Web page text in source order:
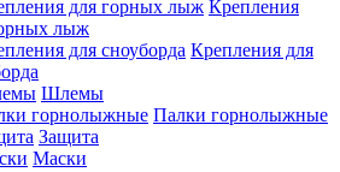
Крепления
лыж
Крепления для
Шлемы
Палки горнолыжные
Защита
Маски